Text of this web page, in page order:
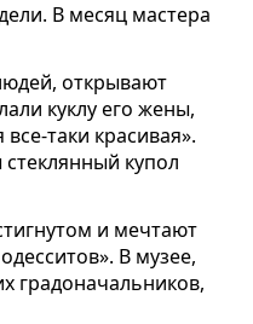
В месяц мастера
открывают
куклу его жены,
таки красивая».
купол
и мечтают
В музее,
градоначальников,